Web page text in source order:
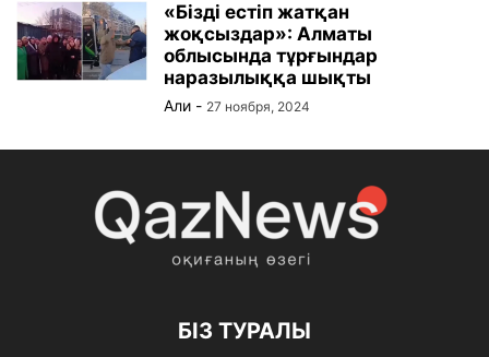
«Бізді естіп жатқан
жоқсыздар»: Алматы
облысында тұрғындар
наразылыққа шықты
Али - 27 ноября, 2024
БІЗ ТУРАЛЫ